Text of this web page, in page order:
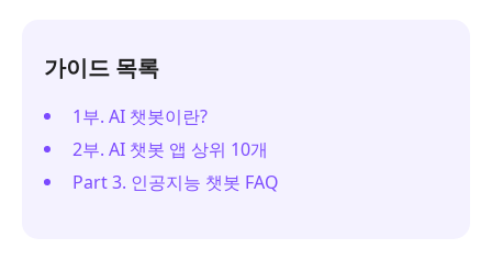
가이드 목록
1부. AI 챗봇이란?
2부. AI 챗봇 앱 상위 10개
Part 3. 인공지능 챗봇 FAQ